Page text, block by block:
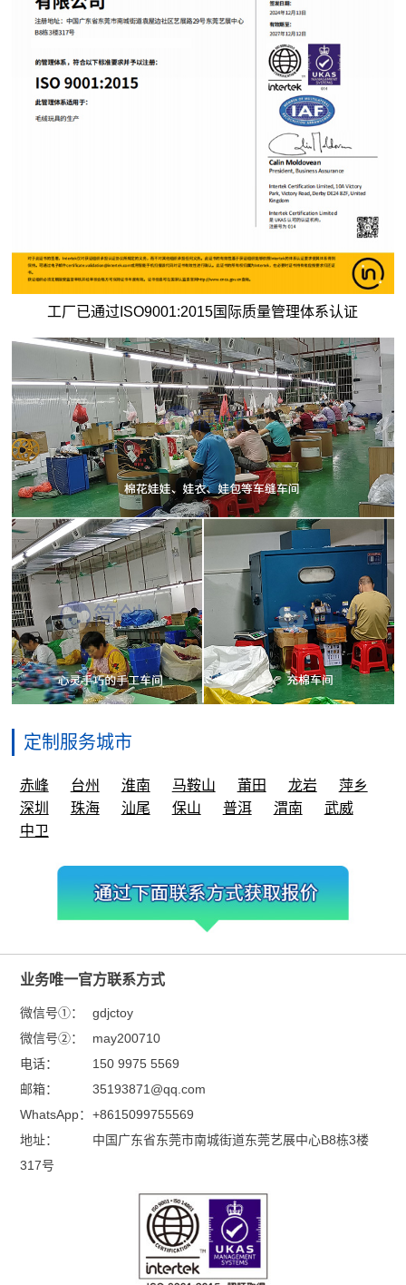
工厂已通过ISO9001:2015国际质量管理体系认证
定制服务城市
赤峰 台州 淮南 马鞍山 莆田 龙岩
萍乡
深圳
珠海 汕尾 保山 普洱 渭南
武威
中卫
业务唯一官方联系方式
微信号①：
gdjctoy
微信号②：
may200710
电话：
150 9975 5569
邮箱：
35193871@qq.com
WhatsApp： +8615099755569
地址：
中国广东省东莞市南城街道东莞艺展中心B8栋3楼
317号